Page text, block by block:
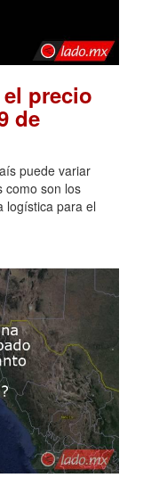
precio
de
puede variar
como son los
logística para el